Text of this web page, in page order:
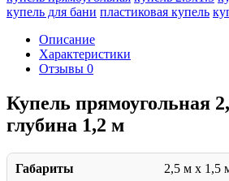
купель для бани пластиковая купель
Описание
Характеристики
Отзывы 0
Купель прямоугольная
глубина 1,2 м
Габариты 2,5 м x 1,5